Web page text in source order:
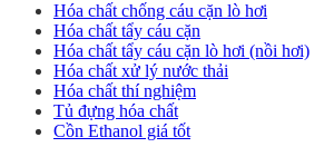
Hóa chất chống cáu cặn lò hơi
Hóa chất tẩy cáu cặn
Hóa chất tẩy cáu cặn lò hơi (nồi hơi)
Hóa chất xử lý nước thải
Hóa chất thí nghiệm
Tủ đựng hóa chất
Cồn Ethanol giá tốt